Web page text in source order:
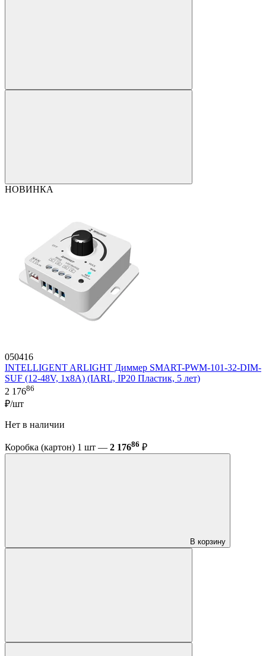
НОВИНКА
050416
INTELLIGENT ARLIGHT Диммер SMART-PWM-101-32-DIM-
SUF (12-48V, 1x8A) (IARL, IP20 Пластик, 5 лет)
2 17686
₽/шт
Нет в наличии
Коробка (картон) 1 шт — 2 17686 ₽
В корзину